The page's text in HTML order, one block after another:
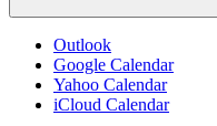
Outlook
Google Calendar
Yahoo Calendar
iCloud Calendar